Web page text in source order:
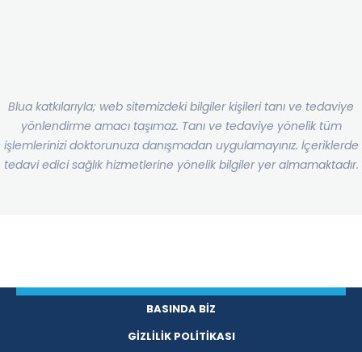
Blua katkılarıyla; web sitemizdeki bilgiler kişileri tanı ve tedaviye
yönlendirme amacı taşımaz. Tanı ve tedaviye yönelik tüm
işlemlerinizi doktorunuza danışmadan uygulamayınız. İçeriklerde
tedavi edici sağlık hizmetlerine yönelik bilgiler yer almamaktadır.
BASINDA BİZ
GİZLİLİK POLİTİKASI